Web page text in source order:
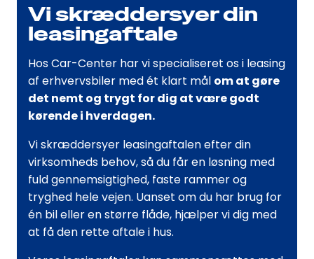
Vi skræddersyer din
leasingaftale
Hos Car-Center har vi specialiseret os i leasing
af erhvervsbiler med ét klart mål om at gøre
det nemt og trygt for dig at være godt
kørende i hverdagen.
Vi skræddersyer leasingaftalen efter din
virksomheds behov, så du får en løsning med
fuld gennemsigtighed, faste rammer og
tryghed hele vejen. Uanset om du har brug for
én bil eller en større flåde, hjælper vi dig med
at få den rette aftale i hus.